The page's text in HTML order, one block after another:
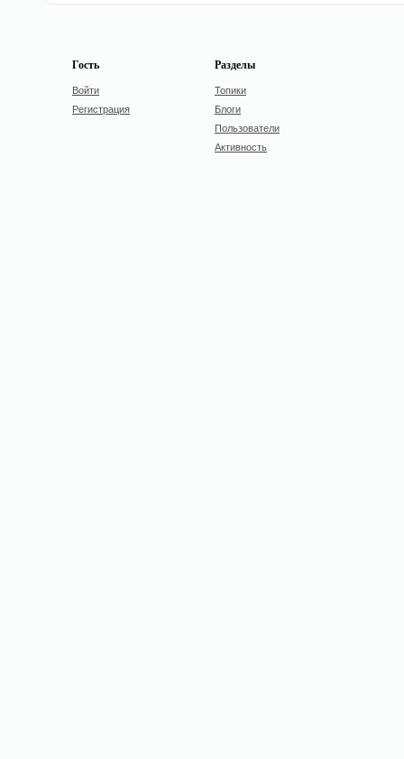
Гость
Войти
Регистрация
Разделы
Топики
Блоги
Пользователи
Активность